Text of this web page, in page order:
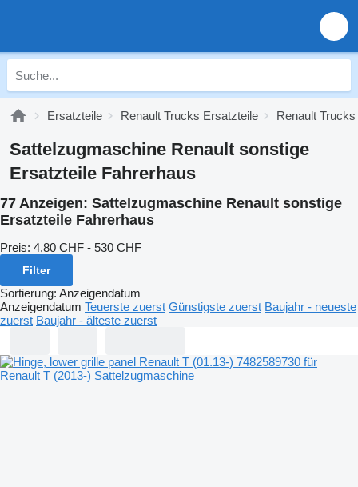
Ersatzteile Renault Trucks Ersatzteile Renault
Sattelzugmaschine Renault sonstige
Ersatzteile Fahrerhaus
77 Anzeigen: Sattelzugmaschine Renault sonstige
Ersatzteile Fahrerhaus
Preis: 4,80 CHF - 530 CHF
Filter
Sortierung: Anzeigendatum
Anzeigendatum Teuerste zuerst Günstigste zuerst Baujahr - neueste
zuerst Baujahr - älteste zuerst